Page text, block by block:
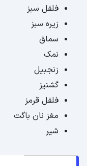
فلفل سبز
زیره سبز
سماق
نمک
زنجبیل
گشنیز
فلفل قرمز
مغز نان باگت
شیر